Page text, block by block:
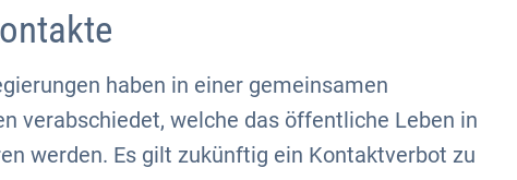
haben in einer gemeinsamen
verabschiedet, welche das öffentliche Leben in
werden. Es gilt zukünftig ein Kontaktverbot zu